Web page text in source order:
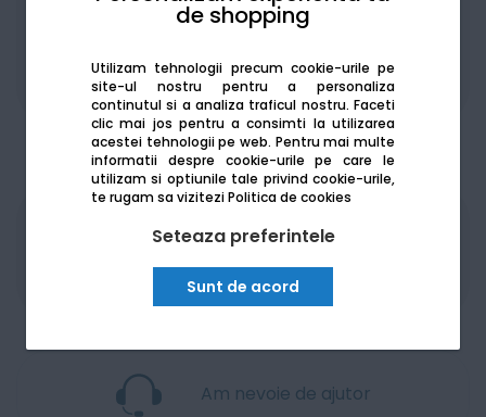
de shopping
Utilizam tehnologii precum cookie-urile pe
site-ul nostru pentru a personaliza
continutul si a analiza traficul nostru. Faceti
clic mai jos pentru a consimti la utilizarea
acestei tehnologii pe web. Pentru mai multe
informatii despre cookie-urile pe care le
utilizam si optiunile tale privind cookie-urile,
te rugam sa viziteziPolitica de cookies
Seteaza preferintele
Sunt de acord
Adaugă la favorite Compară
Produsele sunt disponibile pe platforma de
Am nevoie de ajutor